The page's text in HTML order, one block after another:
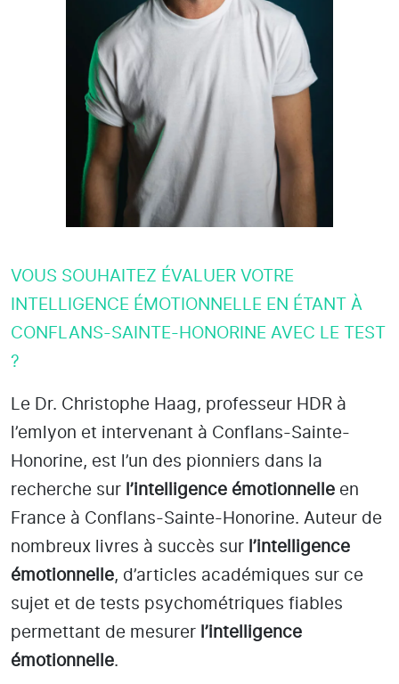
VOUS SOUHAITEZ ÉVALUER VOTRE
INTELLIGENCE ÉMOTIONNELLE EN ÉTANT À
CONFLANS-SAINTE-HONORINE AVEC LE TEST
?
Le Dr. Christophe Haag, professeur HDR à
l’emlyon et intervenant à Conflans-Sainte-
Honorine, est l’un des pionniers dans la
recherche sur l’intelligence émotionnelle en
France à Conflans-Sainte-Honorine. Auteur de
nombreux livres à succès sur l’intelligence
émotionnelle, d’articles académiques sur ce
sujet et de tests psychométriques fiables
permettant de mesurer l’intelligence
émotionnelle.